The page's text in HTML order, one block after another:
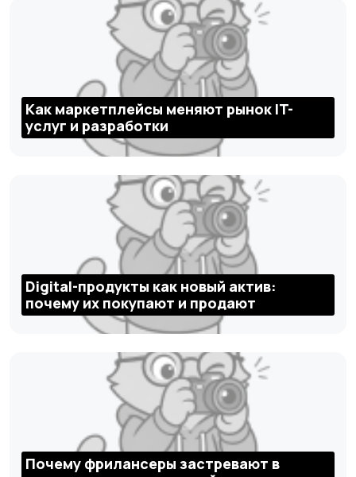
Как маркетплейсы меняют рынок IT-
услуг и разработки
Digital-продукты как новый актив:
почему их покупают и продают
Почему фрилансеры застревают в